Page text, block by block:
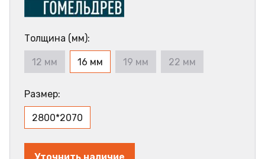
Толщина (мм):
12 мм 16 мм 19 мм 22 мм
Размер:
2800*2070
Уточнить наличие